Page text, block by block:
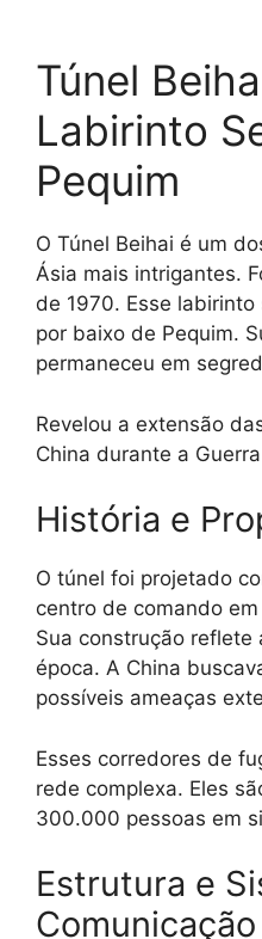
Túnel
Labirinto
Pequim
O Túnel Beihai é um
Ásia mais intrigantes.
de 1970. Esse
por baixo de Pequim.
permaneceu em
Revelou a extensão
China durante a
História e
O túnel foi projetado
centro de comando
Sua construção reflete
época. A China
possíveis ameaças
Esses corredores de
rede complexa. Eles
300.000 pessoas em
Estrutura e
Comunicação